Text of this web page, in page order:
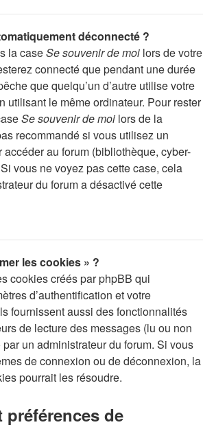
déconnecté ?
la caseSe souvenir de moi lors de votre
connecté que pendant une durée
que quelqu’un d’autre utilise votre
utilisant le même ordinateur. Pour rester
Se souvenir de moi lors de la
recommandé si vous utilisez un
au forum (bibliothèque, cyber-
vous ne voyez pas cette case, cela
du forum a désactivé cette
les cookies » ?
cookies créés par phpBB qui
d’authentification et votre
fournissent aussi des fonctionnalités
de lecture des messages (lu ou non
un administrateur du forum. Si vous
de connexion ou de déconnexion, la
pourrait les résoudre.
préférences de